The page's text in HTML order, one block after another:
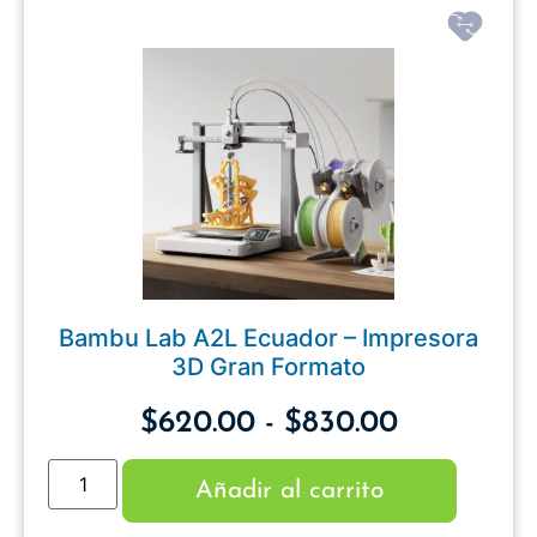
Bambu Lab A2L Ecuador – Impresora
3D Gran Formato
$620.00 - $830.00
Añadir al carrito